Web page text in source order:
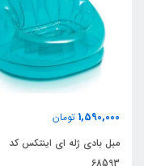
1,890,000
مبل بادی یک نفره